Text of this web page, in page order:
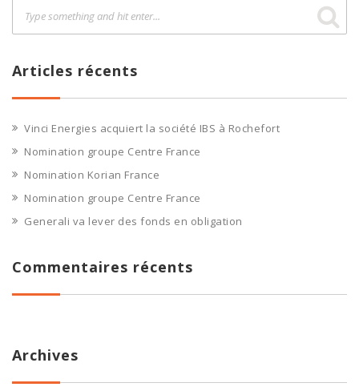
Articles récents
Vinci Energies acquiert la société IBS à Rochefort
Nomination groupe Centre France
Nomination Korian France
Nomination groupe Centre France
Generali va lever des fonds en obligation
Commentaires récents
Archives